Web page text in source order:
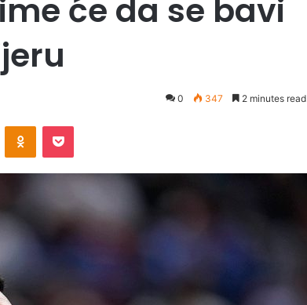
će da se bavi
0 347 2 minutes read